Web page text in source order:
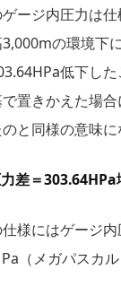
ージ内圧力は
の環境下
低下し
置きかえた場
と同様の意味に
差＝303.64HPa
様にはゲージ
（メガパスカル